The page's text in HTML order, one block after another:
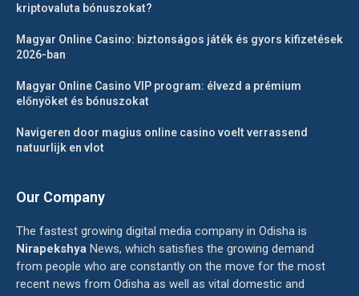
kriptovaluta bónuszokat?
Magyar Online Casino: biztonságos játék és gyors kifizetések
2026-ban
Magyar Online Casino VIP program: élvezd a prémium
előnyöket és bónuszokat
Navigeren door magius online casino voelt verrassend
natuurlijk en vlot
Our Company
The fastest growing digital media company in Odisha is
Nirapekshya News, which satisfies the growing demand
from people who are constantly on the move for the most
recent news from Odisha as well as vital domestic and